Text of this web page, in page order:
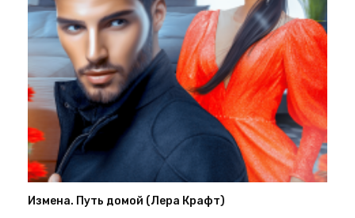
Измена. Путь домой (Лера Крафт)